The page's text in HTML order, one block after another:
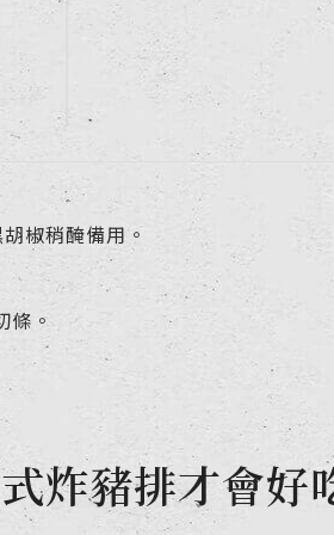
椒稍醃備用。
條。
炸豬排才會好